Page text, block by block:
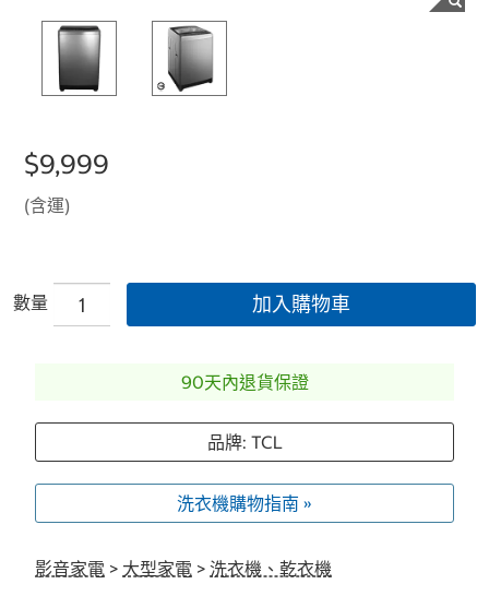
$9,999
(含運)
數量 加入購物車
90天內退貨保證
品牌: TCL
洗衣機購物指南 »
影音家電 > 大型家電 > 洗衣機、乾衣機